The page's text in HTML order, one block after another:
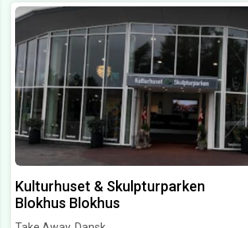
Kulturhuset & Skulpturparken
Blokhus Blokhus